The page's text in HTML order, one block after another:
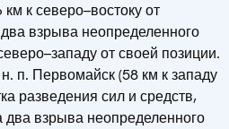
к северо–востоку от
взрыва неопределенного
от своей позиции.
п. Первомайск (58 км к западу
разведения сил и средств,
взрыва неопределенного